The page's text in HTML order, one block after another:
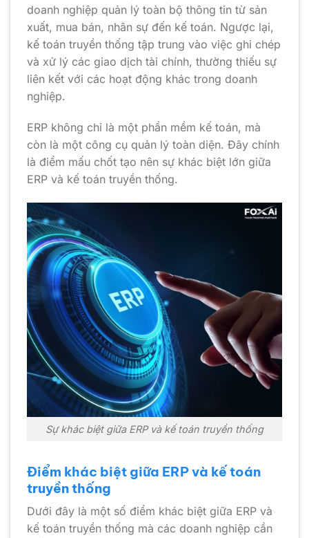
doanh nghiệp quản lý toàn bộ thông tin từ sản
xuất, mua bán, nhân sự đến kế toán. Ngược lại,
kế toán truyền thống tập trung vào việc ghi chép
và xử lý các giao dịch tài chính, thường thiếu sự
liên kết với các hoạt động khác trong doanh
nghiệp.
ERP không chỉ là một phần mềm kế toán, mà
còn là một công cụ quản lý toàn diện. Đây chính
là điểm mấu chốt tạo nên sự khác biệt lớn giữa
ERP và kế toán truyền thống.
Sự khác biệt giữa ERP và kế toán truyền thống
Điểm khác biệt giữa ERP và kế toán
truyền thống
Dưới đây là một số điểm khác biệt giữa ERP và
kế toán truyền thống mà các doanh nghiệp cần